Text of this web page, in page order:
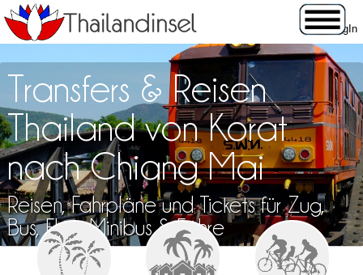
Transfers & Reisen
Thailand von Korat
nach Chiang Mai
Reisen, Fahrpläne und Tickets für Zug,
Bus, Flug, Minibus & Fähre